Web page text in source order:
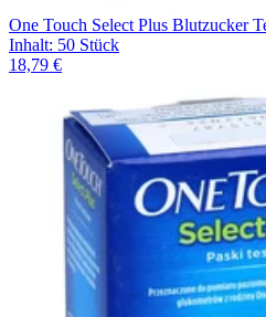
One Touch Select Plus Blutzucker
Inhalt: 50 Stück
18,79 €